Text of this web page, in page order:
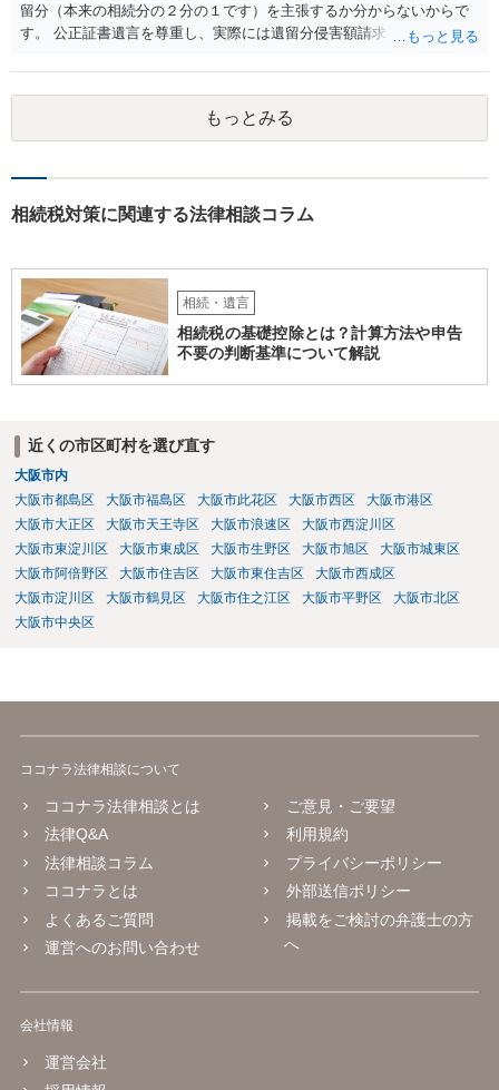
留分（本来の相続分の２分の１です）を主張するか分からないからで
す。 公正証書遺言を尊重し、実際には遺留分侵害額請求を行使しない
留分相当額を分配する遺言を作ることも一つの方法です。
もっとみる
相続税対策に関連する法律相談コラム
相続・遺言
相続税の基礎控除とは？計算方法や申告
不要の判断基準について解説
近くの市区町村を選び直す
大阪市内
大阪市都島区
大阪市福島区 大阪市此花区 大阪市西区
大阪市港区
大阪市大正区
大阪市天王寺区 大阪市浪速区
大阪市西淀川区
大阪市東淀川区
大阪市東成区 大阪市生野区 大阪市旭区
大阪市城東区
大阪市阿倍野区
大阪市住吉区 大阪市東住吉区
大阪市西成区
大阪市淀川区
大阪市鶴見区 大阪市住之江区 大阪市平野区
大阪市北区
大阪市中央区
ココナラ法律相談について
ココナラ法律相談とは
法律Q&A
法律相談コラム
ココナラとは
よくあるご質問
運営へのお問い合わせ
ご意見・ご要望
利用規約
プライバシーポリシー
外部送信ポリシー
掲載をご検討の弁護士の方
へ
会社情報
運営会社